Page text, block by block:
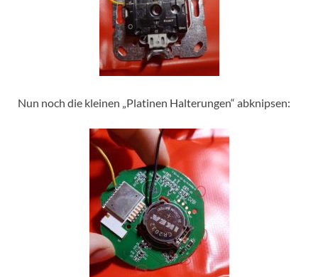
Nun noch die kleinen „Platinen Halterungen“ abknipsen: